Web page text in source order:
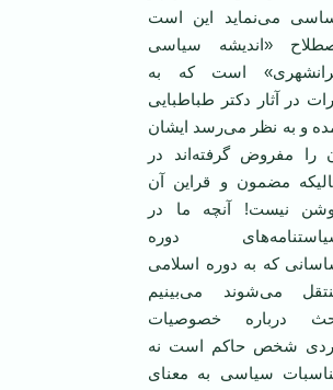
می‌نماید این است
«اندیشه سیاسی
است که به
در آثار دکتر طباطبایی
و به نظر می‌رسد ایشان
را مفروض گرفته‌اند در
مضمون و قراین آن
نیست! آنچه ما در
دوره
که به دوره اسلامی
می‌شوند می‌بینیم
درباره خصوصیات
شخص حاکم است نه
سیاسی به معنای